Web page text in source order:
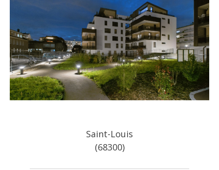
Saint-Louis
(68300)